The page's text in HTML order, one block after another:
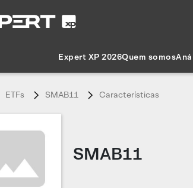
Expert XP 2026Quem somos
ETFs SMAB11 Características
SMAB11